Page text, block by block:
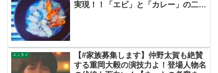
実現！！「エビ」と「カレー」の二役
エンタメ
【#家族募集します】仲野太賀も絶賛
する重岡大毅の演技力よ！登場人物名